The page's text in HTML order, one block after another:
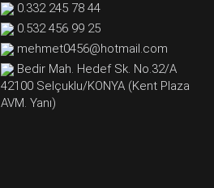
0.332 245 78 44
0.532 456 99 25
mehmet0456@hotmail.com
Bedir Mah. Hedef Sk. No.32/A
42100 Selçuklu/KONYA (Kent Plaza
AVM. Yanı)